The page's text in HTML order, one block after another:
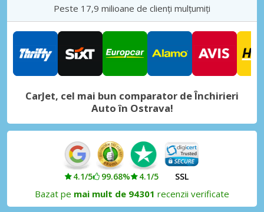
Peste 17,9 milioane de clienți mulțumiți
CarJet, cel mai bun comparator de Închirieri
Auto în Ostrava!
4.1/5 99.68% 4.1/5 SSL
Bazat pe mai mult de 94301 recenzii verificate